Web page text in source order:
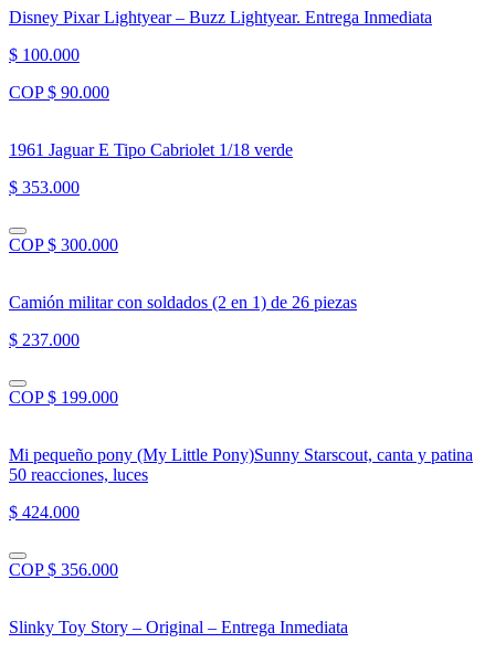
Disney Pixar Lightyear – Buzz Lightyear. Entrega Inmediata
$ 100.000
COP $ 90.000
1961 Jaguar E Tipo Cabriolet 1/18 verde
$ 353.000
COP $ 300.000
Camión militar con soldados (2 en 1) de 26 piezas
$ 237.000
COP $ 199.000
Mi pequeño pony (My Little Pony)Sunny Starscout, canta y patina
50 reacciones, luces
$ 424.000
COP $ 356.000
Slinky Toy Story – Original – Entrega Inmediata